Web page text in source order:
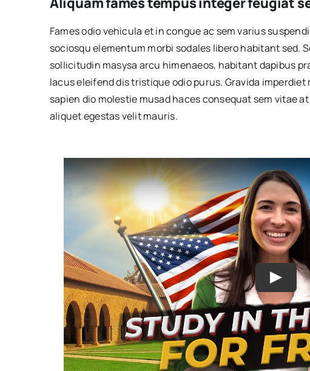
Fames odio vehicula et in congue ac sem varius
sociosqu elementum morbi sodales libero habitant sed.
sollicitudin masysa arcu himenaeos, habitant dapibus
lacus eleifend dis tristique odio purus. Gravida
sapien dio molestie musad haces consequat sem vitae
aliquet egestas velit mauris.